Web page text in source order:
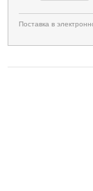
Поставка в